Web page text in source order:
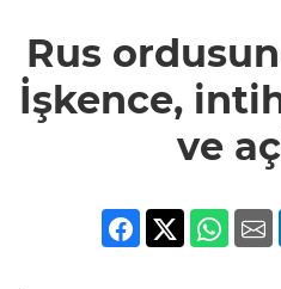
İşkence,
intihar
görevleri
ve
Rus
İşkence,
ve